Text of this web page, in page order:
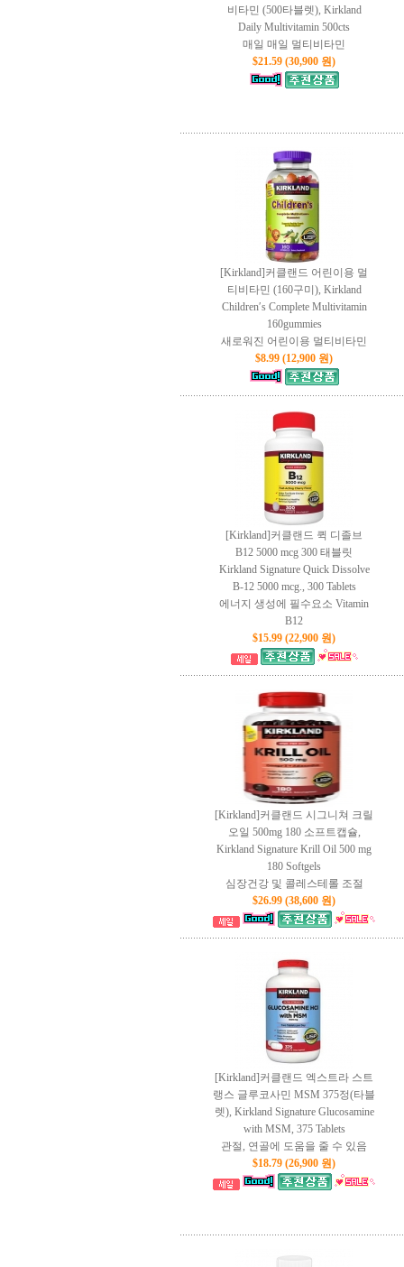
비타민 (500타블렛), Kirkland
Daily Multivitamin 500cts
매일 매일 멀티비타민
$21.59 (30,900 원)
[Kirkland]커클랜드 어린이용 멀
티비타민 (160구미), Kirkland
Children′s Complete Multivitamin
160gummies
새로워진 어린이용 멀티비타민
$8.99 (12,900 원)
[Kirkland]커클랜드 퀵 디졸브
B12 5000 mcg 300 태블릿
Kirkland Signature Quick Dissolve
B-12 5000 mcg., 300 Tablets
에너지 생성에 필수요소 Vitamin
B12
$15.99 (22,900 원)
[Kirkland]커클랜드 시그니쳐 크릴
오일 500mg 180 소프트캡슐,
Kirkland Signature Krill Oil 500 mg
180 Softgels
심장건강 및 콜레스테롤 조절
$26.99 (38,600 원)
[Kirkland]커클랜드 엑스트라 스트
랭스 글루코사민 MSM 375정(타블
렛), Kirkland Signature Glucosamine
with MSM, 375 Tablets
관절, 연골에 도움을 줄 수 있음
$18.79 (26,900 원)